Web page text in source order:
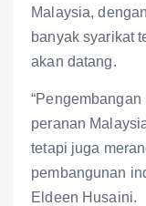
Malaysia,
banyak syarikat
akan datang.
peranan
tetapi juga
pembangunan
Eldeen Husaini.